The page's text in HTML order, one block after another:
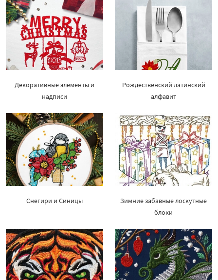
Декоративные элементы и
надписи
Рождественский латинский
алфавит
Снегири и Синицы
Зимние забавные лоскутные
блоки